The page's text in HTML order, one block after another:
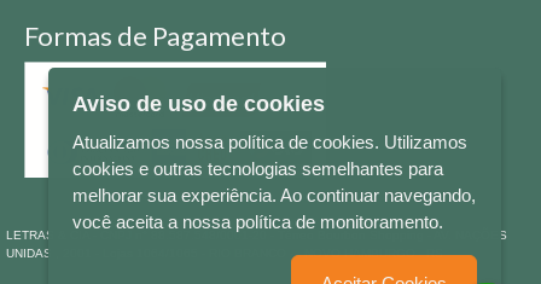
Formas de Pagamento
LETRAS & CIA - CNPJ n° 88.587.548/0001-20 - Térreo Bourbon Shopping - AV. NAÇÕES
UNIDAS , 2001 - Lojas 1064/1065 - RIO BRANCO - - NOVO HAMBURGO - RS
Aviso de uso de cookies
Atualizamos nossa política de cookies. Utilizamos
cookies e outras tecnologias semelhantes para
melhorar sua experiência. Ao continuar navegando,
você aceita a nossa política de monitoramento.